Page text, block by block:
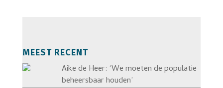
MEEST RECENT
Aike de Heer: ‘We moeten de populatie
beheersbaar houden’